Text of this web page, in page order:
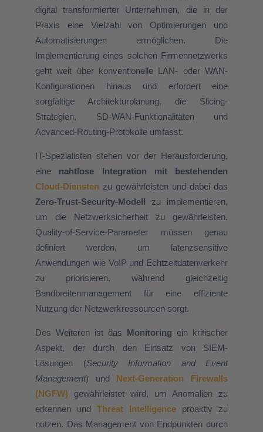
digital transformierter Unternehmen, die in der
Praxis eine Vielzahl von Optimierungen und
Automatisierungen ermöglichen. Die
Implementierung eines solchen Firmennetzwerks
geht weit über konventionelle LAN- oder WAN-
Konfigurationen hinaus und erfordert eine
sorgfältige Architekturplanung, die Slicing-
Strategien, SD-WAN-Funktionalitäten und
Advanced-Routing-Protokolle umfasst.
IT-Spezialisten stehen vor der Herausforderung,
eine nahtlose Integration mit bestehenden
Cloud-Diensten zu gewährleisten und dabei das
Zero-Trust-Security-Modell zu implementieren,
um die Netzwerksicherheit zu gewährleisten.
Quality-of-Service-Parameter müssen genau
definiert werden, um latenzsensitive
Anwendungen wie VoIP und Echtzeitdatenverkehr
zu priorisieren, während gleichzeitig
Bandbreitenmanagement für eine effiziente
Nutzung der Netzwerkressourcen sorgt.
Des Weiteren ist das Monitoring ein kritischer
Aspekt, der durch den Einsatz von SIEM-
Lösungen (Security Information and Event
Management) und Next-Generation Firewalls
(NGFW) gewährleistet wird, um Anomalien zu
erkennen und Threat Intelligence proaktiv zu
nutzen. Das Management von Endpunkten durch